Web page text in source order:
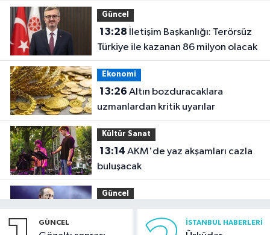
Güncel
13:28
Türkiye ile kazanan 86 milyon olacak
Ekonomi
13:26
uzmanlardan kritik uyarılar
Kültür Sanat
13:14
buluşacak
Güncel
dünyasından yapılan bağışlar dikkat
GÜNCEL İSTANBUL HABERLERI